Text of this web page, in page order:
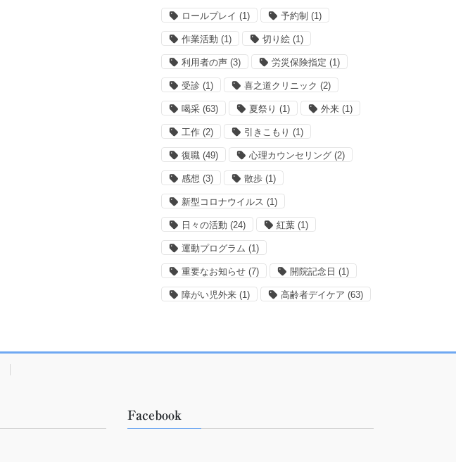
ロールプレイ (1) 予約制 (1)
作業活動 (1) 切り絵 (1)
利用者の声 (3) 労災保険指定 (1)
受診 (1) 喜之道クリニック (2)
喝采 (63) 夏祭り (1) 外来 (1)
工作 (2) 引きこもり (1)
復職 (49) 心理カウンセリング (2)
感想 (3) 散歩 (1)
新型コロナウイルス (1)
日々の活動 (24) 紅葉 (1)
運動プログラム (1)
重要なお知らせ (7) 開院記念日 (1)
障がい児外来 (1) 高齢者デイケア (63)
Facebook